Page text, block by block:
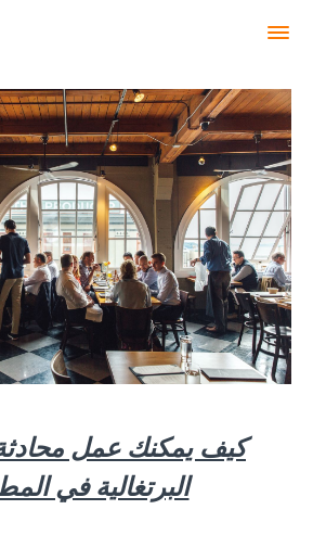
كيف يمكنك عمل
البرتغالية في